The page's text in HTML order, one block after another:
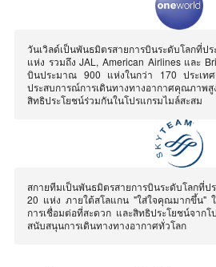
วันเวิลด์เป็นพันธมิตรสายการบินระดับโลกที่ป
แห่ง รวมถึง JAL, American Airlines และ
บินประมาณ 900 แห่งในกว่า 170 ประเท
ประสบการณ์การเดินทางทางอากาศคุณภาพสู
สิทธิประโยชน์ร่วมกันในโปรแกรมไมล์สะสม
สกายทีมเป็นพันธมิตรสายการบินระดับโลกที่ป
20 แห่ง ภายใต้สโลแกน "ใส่ใจคุณมากขึ้น" ใ
การเชื่อมต่อที่สะดวก และสิทธิประโยชน์จาก
สนับสนุนการเดินทางทางอากาศทั่วโลก